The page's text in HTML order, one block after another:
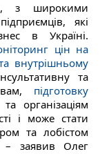
з широкими
які
в Україні.
цін на
внутрішньому
та
підготовку
організаціям
і може стати
та лобістом
– заявив Олег